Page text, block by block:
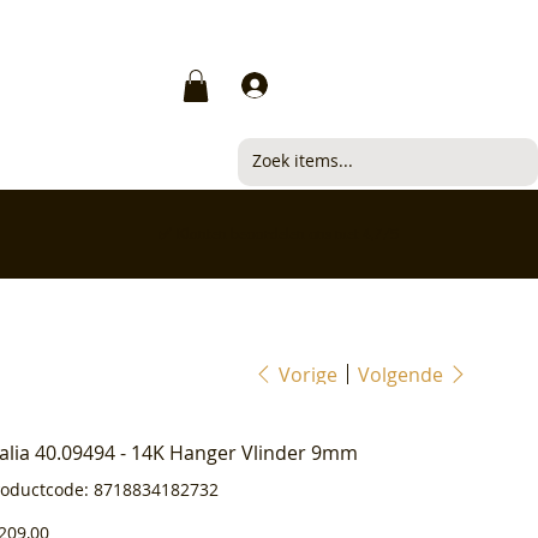
Vorige Volgende
40.09494 - 14K Hanger Vlinder 9mm
Productcode
8718834182732
8718834182732